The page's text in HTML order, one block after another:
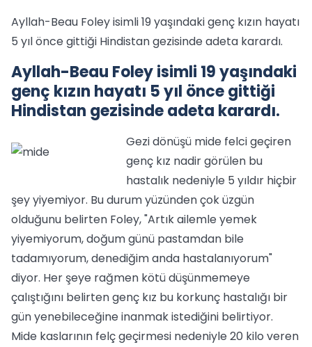
Ayllah-Beau Foley isimli 19 yaşındaki genç kızın hayatı
5 yıl önce gittiği Hindistan gezisinde adeta karardı.
Ayllah-Beau Foley isimli 19 yaşındaki
genç kızın hayatı 5 yıl önce gittiği
Hindistan gezisinde adeta karardı.
Gezi dönüşü mide felci geçiren
genç kız nadir görülen bu
hastalık nedeniyle 5 yıldır hiçbir
şey yiyemiyor. Bu durum yüzünden çok üzgün
olduğunu belirten Foley, "Artık ailemle yemek
yiyemiyorum, doğum günü pastamdan bile
tadamıyorum, denediğim anda hastalanıyorum"
diyor. Her şeye rağmen kötü düşünmemeye
çalıştığını belirten genç kız bu korkunç hastalığı bir
gün yenebileceğine inanmak istediğini belirtiyor.
Mide kaslarının felç geçirmesi nedeniyle 20 kilo veren